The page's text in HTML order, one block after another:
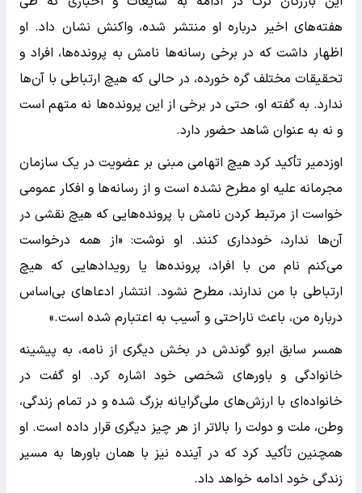
هفته‌های اخیر درباره او منتشر شده، واکنش نشان داد. او
اظهار داشت که در برخی رسانه‌ها نامش به پرونده‌ها، افراد و
تحقیقات مختلف گره خورده، در حالی که هیچ ارتباطی با آن‌ها
ندارد. به گفته او، حتی در برخی از این پرونده‌ها نه متهم است
و نه به عنوان شاهد حضور دارد.
اوزدمیر تأکید کرد هیچ اتهامی مبنی بر عضویت در یک سازمان
مجرمانه علیه او مطرح نشده است و از رسانه‌ها و افکار عمومی
خواست از مرتبط کردن نامش با پرونده‌هایی که هیچ نقشی در
آن‌ها ندارد، خودداری کنند. او نوشت: «از همه درخواست
می‌کنم نام من با افراد، پرونده‌ها یا رویدادهایی که هیچ
ارتباطی با من ندارند، مطرح نشود. انتشار ادعاهای بی‌اساس
درباره من، باعث ناراحتی و آسیب به اعتبارم شده است.»
همسر سابق ابرو گوندش در بخش دیگری از نامه، به پیشینه
خانوادگی و باورهای شخصی خود اشاره کرد. او گفت در
خانواده‌ای با ارزش‌های ملی‌گرایانه بزرگ شده و در تمام زندگی،
وطن، ملت و دولت را بالاتر از هر چیز دیگری قرار داده است. او
همچنین تأکید کرد که در آینده نیز با همان باورها به مسیر
زندگی خود ادامه خواهد داد.